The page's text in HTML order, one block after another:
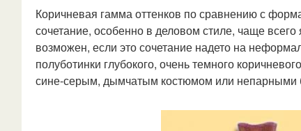
Коричневая гамма оттенков по сравнению с
сочетание, особенно в деловом стиле, чаще
возможен, если это сочетание надето на
полуботинки глубокого, очень темного
сине-серым, дымчатым костюмом или непарными